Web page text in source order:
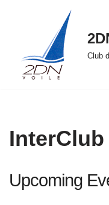
contenu
Club
InterClub
Upcoming